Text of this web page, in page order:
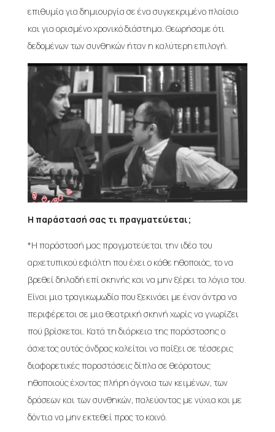
επιθυμία για δημιουργία σε ένα συγκεκριμένο πλαίσιο
και για ορισμένο χρονικό διάστημα. Θεωρήσαμε ότι
δεδομένων των συνθηκών ήταν η καλύτερη επιλογή.
Η παράστασή σας τι πραγματεύεται;
*Η παράστασή μας πραγματεύεται την ιδέα του
αρχετυπικού εφιάλτη που έχει ο κάθε ηθοποιός, το να
βρεθεί δηλαδή επί σκηνής και να μην ξέρει τα λόγια του.
Είναι μια τραγικωμωδία που ξεκινάει με έναν άντρα να
περιφέρεται σε μια θεατρική σκηνή χωρίς να γνωρίζει
πού βρίσκεται. Κατά τη διάρκεια της παράστασης ο
άσχετος αυτός άνδρας καλείται να παίξει σε τέσσερις
διαφορετικές παραστάσεις δίπλα σε θεόρατους
ηθοποιούς έχοντας πλήρη άγνοια των κειμένων, των
δράσεων και των συνθηκών, παλεύοντας με νύχια και με
δόντια να μην εκτεθεί προς το κοινό.